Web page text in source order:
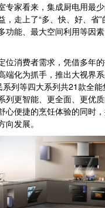
家看来，集成厨电用最少
，走上了“多、快、好、省”
功能、最大空间利用等因
消费者需求，凭借多年的
端化为抓手，推出大视界
列等四大系列共21款全
列更智能、更全面、更优
心便捷的烹饪体验的同时
发展。